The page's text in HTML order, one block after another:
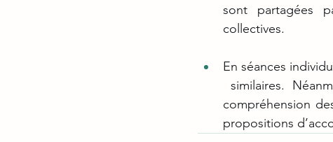
sont partagées
collectives.
En séances
compréhension
propositions